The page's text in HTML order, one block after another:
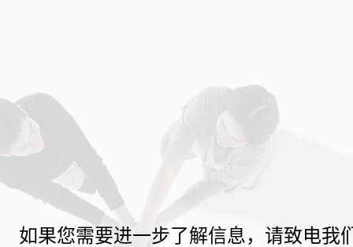
如果您需要进一步了解信息，请致电我